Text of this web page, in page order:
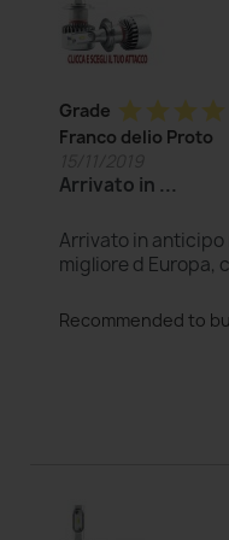
Grade star star star star
Franco delio Proto
Arrivato in ...
Arrivato in
migliore d Europa,
Recommended to